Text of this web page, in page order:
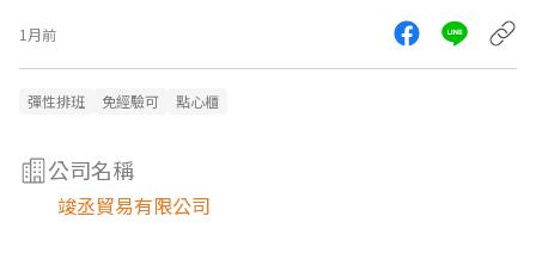
1月前
彈性排班 免經驗可 點心櫃
公司名稱
竣丞貿易有限公司